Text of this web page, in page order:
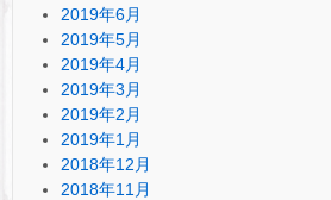
2019年6月
2019年5月
2019年4月
2019年3月
2019年2月
2019年1月
2018年12月
2018年11月